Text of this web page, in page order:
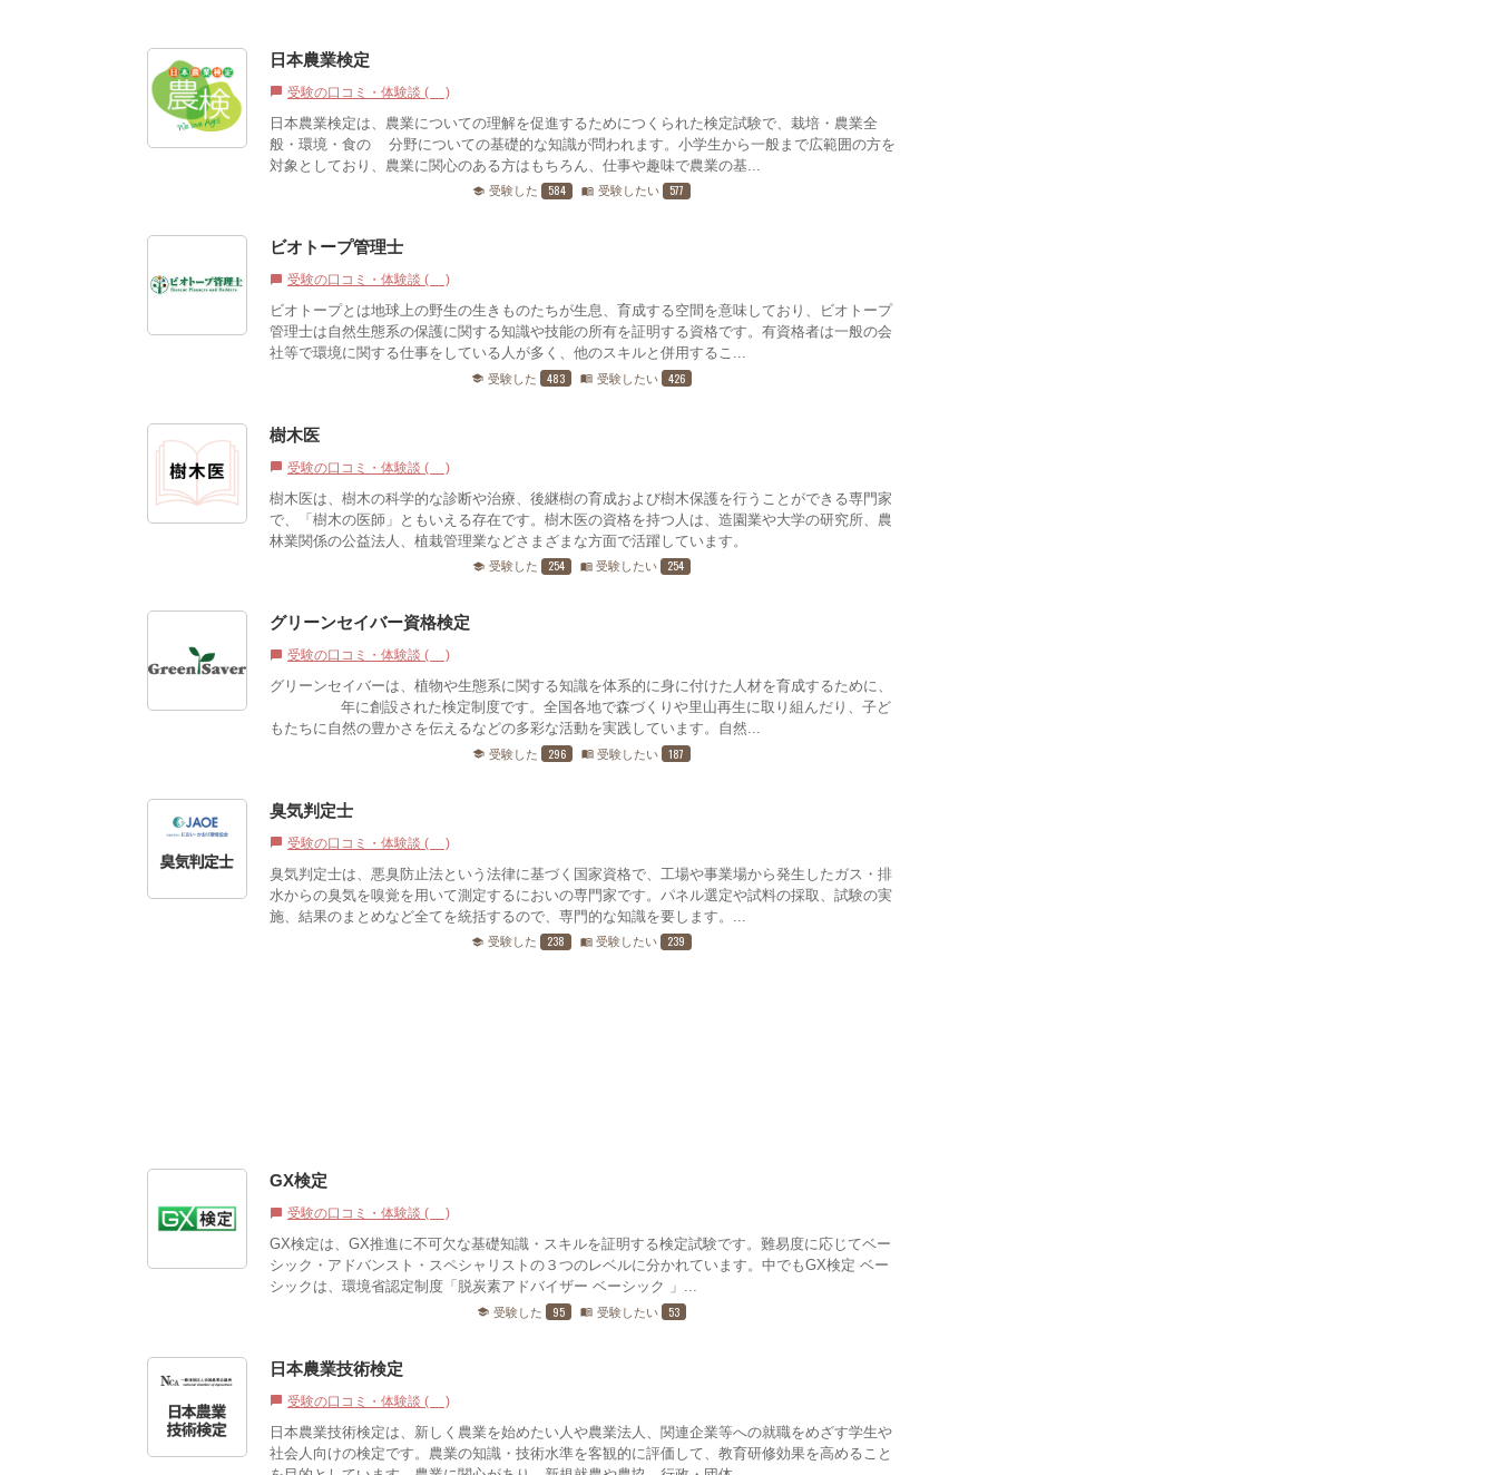
日本農業検定
chat_bubble 受験の口コミ・体験談 (0)
日本農業検定は、農業についての理解を促進するためにつくられた検定試験で、栽培・農業全
般・環境・食の4分野についての基礎的な知識が問われます。小学生から一般まで広範囲の方を
対象としており、農業に関心のある方はもちろん、仕事や趣味で農業の基...
school 受験した 584 menu_book 受験したい 577
ビオトープ管理士
chat_bubble 受験の口コミ・体験談 (0)
ビオトープとは地球上の野生の生きものたちが生息、育成する空間を意味しており、ビオトープ
管理士は自然生態系の保護に関する知識や技能の所有を証明する資格です。有資格者は一般の会
社等で環境に関する仕事をしている人が多く、他のスキルと併用するこ...
school 受験した 483 menu_book 受験したい 426
樹木医
chat_bubble 受験の口コミ・体験談 (0)
樹木医は、樹木の科学的な診断や治療、後継樹の育成および樹木保護を行うことができる専門家
で、「樹木の医師」ともいえる存在です。樹木医の資格を持つ人は、造園業や大学の研究所、農
林業関係の公益法人、植栽管理業などさまざまな方面で活躍しています。
school 受験した 254 menu_book 受験したい 254
グリーンセイバー資格検定
chat_bubble 受験の口コミ・体験談 (0)
グリーンセイバーは、植物や生態系に関する知識を体系的に身に付けた人材を育成するために、
1998年に創設された検定制度です。全国各地で森づくりや里山再生に取り組んだり、子ど
もたちに自然の豊かさを伝えるなどの多彩な活動を実践しています。自然...
school 受験した 296 menu_book 受験したい 187
臭気判定士
chat_bubble 受験の口コミ・体験談 (0)
臭気判定士は、悪臭防止法という法律に基づく国家資格で、工場や事業場から発生したガス・排
水からの臭気を嗅覚を用いて測定するにおいの専門家です。パネル選定や試料の採取、試験の実
施、結果のまとめなど全てを統括するので、専門的な知識を要します。...
school 受験した 238 menu_book 受験したい 239
GX検定
chat_bubble 受験の口コミ・体験談 (0)
GX検定は、GX推進に不可欠な基礎知識・スキルを証明する検定試験です。難易度に応じてベー
シック・アドバンスト・スペシャリストの３つのレベルに分かれています。中でもGX検定 ベー
シックは、環境省認定制度「脱炭素アドバイザー ベーシック 」...
school 受験した 95 menu_book 受験したい 53
日本農業技術検定
chat_bubble 受験の口コミ・体験談 (0)
日本農業技術検定は、新しく農業を始めたい人や農業法人、関連企業等への就職をめざす学生や
社会人向けの検定です。農業の知識・技術水準を客観的に評価して、教育研修効果を高めること